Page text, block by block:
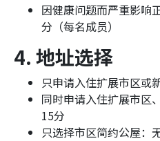
因健康问题而严重影响
分（每名成员）
4. 地址选择
只申请入住扩展市区或
同时申请入住扩展市区
15分
只选择市区简约公屋：